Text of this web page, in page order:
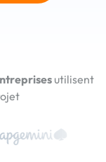
utilisent